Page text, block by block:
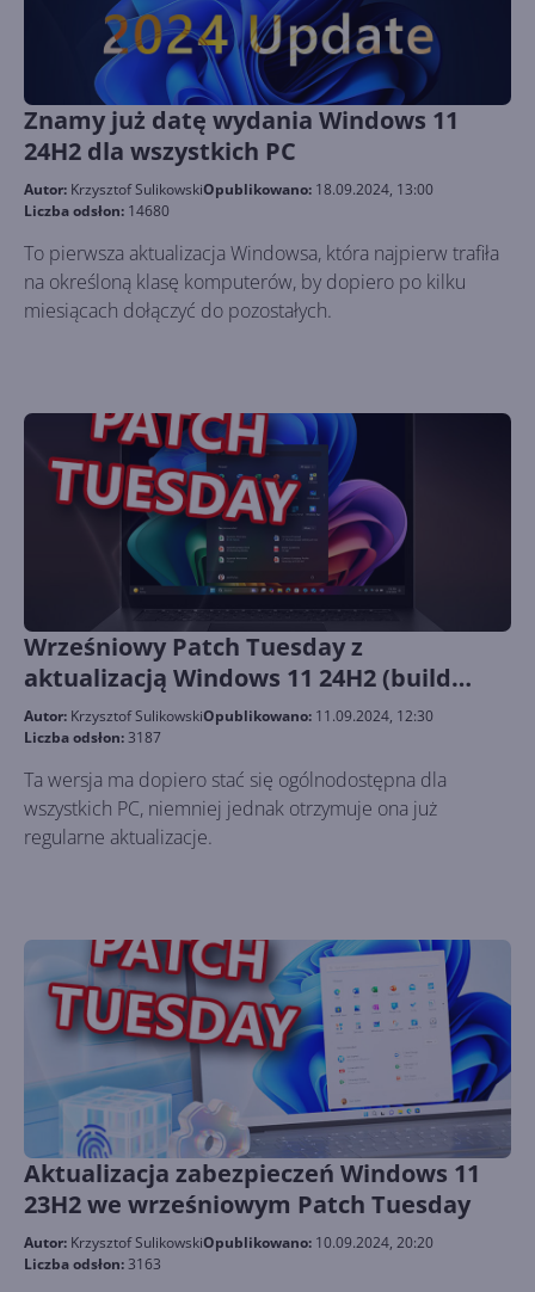
Znamy już datę wydania Windows 11
24H2 dla wszystkich PC
Autor: Krzysztof SulikowskiOpublikowano: 18.09.2024, 13:00
Liczba odsłon: 14680
To pierwsza aktualizacja Windowsa, która najpierw trafiła
na określoną klasę komputerów, by dopiero po kilku
miesiącach dołączyć do pozostałych.
Wrześniowy Patch Tuesday z
aktualizacją Windows 11 24H2 (build
26100.1742)
Autor: Krzysztof SulikowskiOpublikowano: 11.09.2024, 12:30
Liczba odsłon:3187
Ta wersja ma dopiero stać się ogólnodostępna dla
wszystkich PC, niemniej jednak otrzymuje ona już
regularne aktualizacje.
Aktualizacja zabezpieczeń Windows 11
23H2 we wrześniowym Patch Tuesday
Autor: Krzysztof SulikowskiOpublikowano: 10.09.2024, 20:20
Liczba odsłon:3163